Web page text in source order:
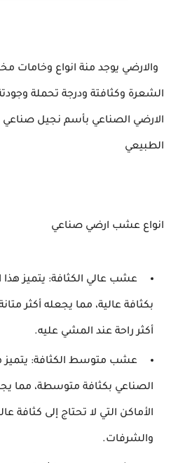
والارضي يوجد منة انواع
الشعرة وكثافتة ودرجة تحملة
الارضي الصناعي بأسم نجيل
الطبيعي
انواع عشب ارضي صناعي
عشب عالي الكثافة: يتميز
بكثافة عالية، مما يجعله أكثر
أكثر راحة عند المشي عليه.
عشب متوسط الكثافة: يتميز
الصناعي بكثافة متوسطة، مما
الأماكن التي لا تحتاج إلى كثافة
والشرفات.